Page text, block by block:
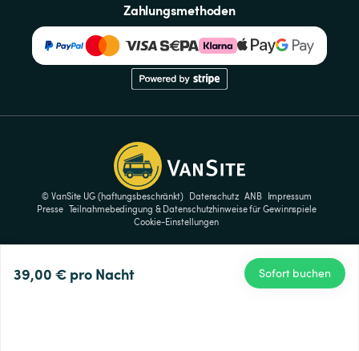
39,00 € pro Nacht Sofort buchen
Zahlungsmethoden
© VanSite UG (haftungsbeschränkt) Datenschutz ANB
Impressum
Presse Teilnahmebedingung & Datenschutzhinweise für Gewinnspiele
Cookie-Einstellungen